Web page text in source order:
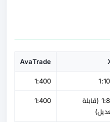
AvaTrade
1:400
1:888 (قابلة
1:400